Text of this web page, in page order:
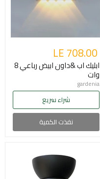
LE 708.00
ابليك اب &داون ابيض رباعي 8
وات
gardenia
شراء سريع
نفذت الكمية